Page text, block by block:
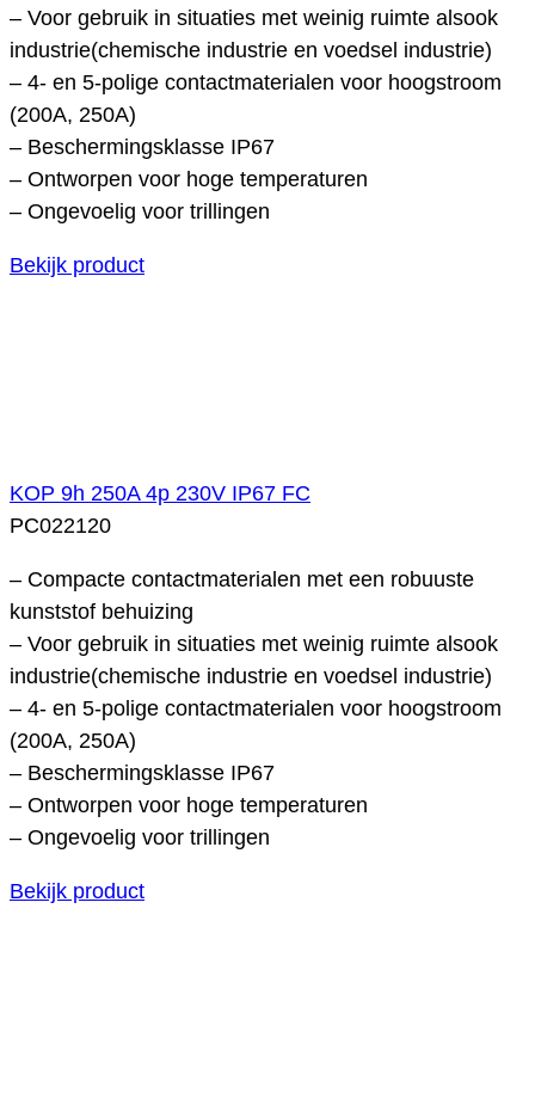
– Voor gebruik in situaties met weinig ruimte alsook
industrie(chemische industrie en voedsel industrie)
– 4- en 5-polige contactmaterialen voor hoogstroom
(200A, 250A)
– Beschermingsklasse IP67
– Ontworpen voor hoge temperaturen
– Ongevoelig voor trillingen
Bekijk product
KOP 9h 250A 4p 230V IP67 FC
PC022120
– Compacte contactmaterialen met een robuuste
kunststof behuizing
– Voor gebruik in situaties met weinig ruimte alsook
industrie(chemische industrie en voedsel industrie)
– 4- en 5-polige contactmaterialen voor hoogstroom
(200A, 250A)
– Beschermingsklasse IP67
– Ontworpen voor hoge temperaturen
– Ongevoelig voor trillingen
Bekijk product